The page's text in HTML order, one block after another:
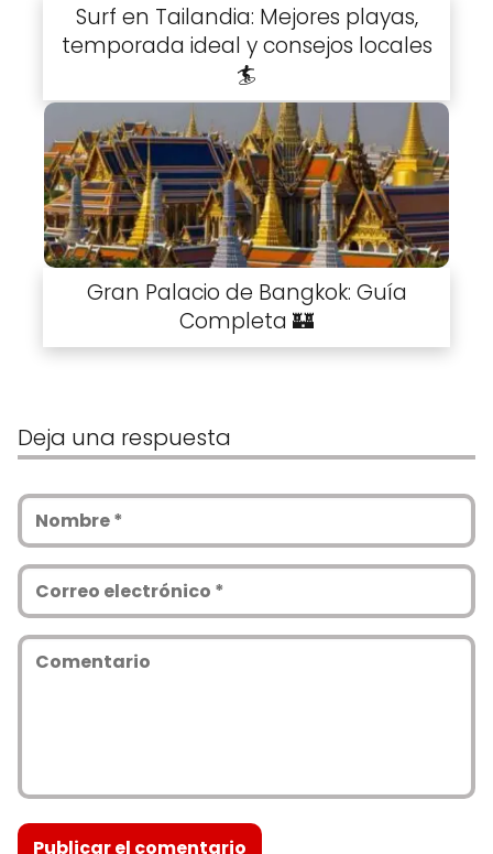
Surf en Tailandia: Mejores playas,
temporada ideal y consejos locales
🏄
Gran Palacio de Bangkok: Guía
Completa 🏰
Deja una respuesta